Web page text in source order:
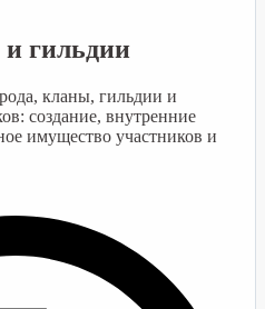
гильдии
кланы, гильдии и
создание, внутренние
имущество участников и